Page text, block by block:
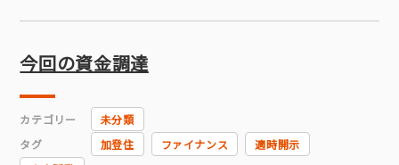
今回の資金調達
カテゴリー
未分類
タグ
加登住 ファイナンス
適時開示